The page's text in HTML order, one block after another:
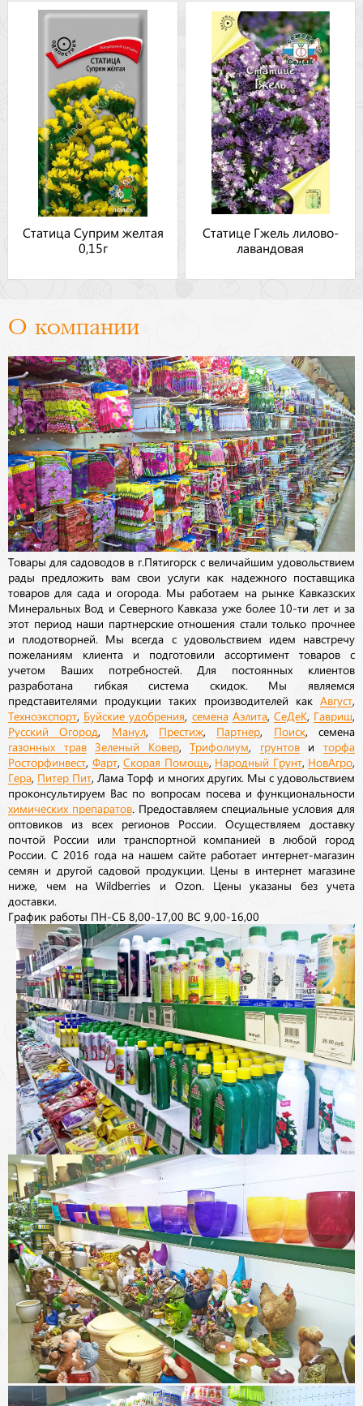
Статица Суприм желтая
0,15г
Статице Гжель лилово-
лавандовая
О компании
Товары для садоводов в г.Пятигорск с величайшим удовольствием
рады предложить вам свои услуги как надежного поставщика
товаров для сада и огорода. Мы работаем на рынке Кавказских
Минеральных Вод и Северного Кавказа уже более 10-ти лет и за
этот период наши партнерские отношения стали только прочнее
и плодотворней. Мы всегда с удовольствием идем навстречу
пожеланиям клиента и подготовили ассортимент товаров с
учетом Ваших потребностей. Для постоянных клиентов
разработана гибкая система скидок. Мы являемся
представителями продукции таких производителей как Август
Техноэкспорт Буйские удобрения семена Аэлита СеДеК, Гавриш
Русский Огород Манул, Престиж Партнер Поиск, семена
газонных трав Зеленый Ковер,Трифолиум грунтовиторфа
Росторфинвест Фарт, Скорая Помощь Народный Грунт, НовАгро
Гера Питер Пит , Лама Торф и многих других. Мы с удовольствием
проконсультируем Вас по вопросам посева и функциональности
химических препаратов. Предоставляем специальные условия для
оптовиков из всех регионов России. Осуществляем доставку
почтой России или транспортной компанией в любой город
России. С 2016 года на нашем сайте работает интернет-магазин
семян и другой садовой продукции. Цены в интернет магазине
ниже, чем на Wildberries и Ozon. Цены указаны без учета
доставки.
График работы ПН-СБ 8,00-17,00 ВС 9,00-16,00